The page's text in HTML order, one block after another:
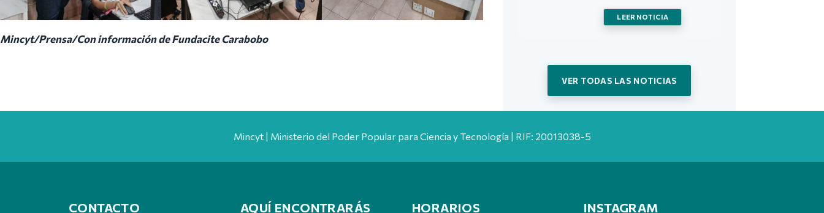
Mincyt/Prensa/Con información de Fundacite Carabobo
LEER NOTICIA
VER TODAS LAS NOTICIAS
Mincyt | Ministerio del Poder Popular para Ciencia y Tecnología | RIF: 20013038-5
CONTACTO AQUÍ ENCONTRARÁS HORARIOS INSTAGRAM